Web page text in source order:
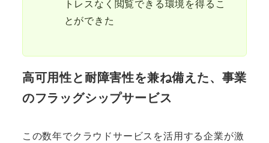
トレスなく閲覧できる環境を得るこ
とができた
高可用性と耐障害性を兼ね備えた、事業
のフラッグシップサービス
この数年でクラウドサービスを活用する企業が激